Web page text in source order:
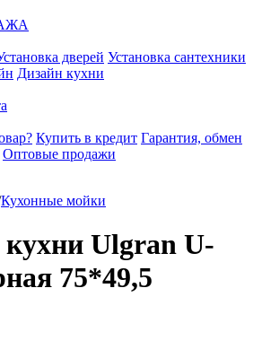
дверей Установка сантехники
Дизайн кухни
Купить в кредит Гарантия, обмен
Оптовые продажи
Кухонные мойки
Ulgran U-
75*49,5